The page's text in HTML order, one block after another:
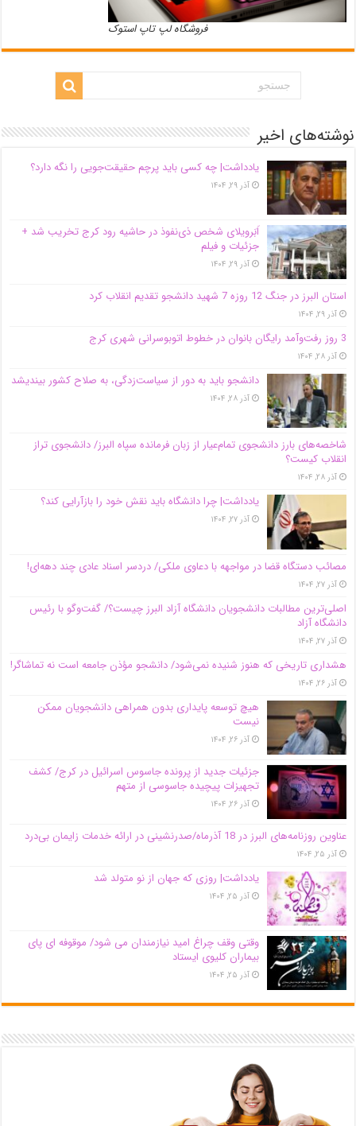
فروشگاه لپ تاپ استوک
نوشته‌های اخیر
یادداشت| ‌چه کسی باید پرچم حقیقت‌جویی را نگه دارد؟
آذر ۲۹, ۱۴۰۴
اَبَر‌ویلای شخص ذی‌نفوذ در حاشیه‌ رود کرج تخریب شد +
جزئیات و فیلم
آذر ۲۹, ۱۴۰۴
استان البرز در جنگ 12 روزه 7 شهید دانشجو تقدیم انقلاب کرد
آذر ۲۹, ۱۴۰۴
3 روز رفت‌وآمد رایگان بانوان در خطوط اتوبوسرانی شهری کرج
آذر ۲۸, ۱۴۰۴
دانشجو باید به دور از سیاست‌زدگی، به صلاح کشور بیندیشد
آذر ۲۸, ۱۴۰۴
شاخصه‌های بارز دانشجوی تمام‌عیار از زبان فرمانده سپاه البرز/ دانشجوی تراز
انقلاب کیست؟
آذر ۲۸, ۱۴۰۴
یادداشت| چرا دانشگاه باید نقش خود را بازآرایی کند؟
آذر ۲۷, ۱۴۰۴
مصائب دستگاه قضا در مواجهه با دعاوی ملکی/ دردسر اسناد عادی چند‌ دهه‌ای!
آذر ۲۷, ۱۴۰۴
اصلی‌ترین مطالبات دانشجویان دانشگاه آزاد البرز چیست؟/ گفت‌وگو با رئیس
دانشگاه آز‌اد
آذر ۲۷, ۱۴۰۴
هشداری تاریخی که هنوز شنیده نمی‌شود/ دانشجو مؤذن جامعه است نه تماشاگر!
آذر ۲۶, ۱۴۰۴
هیچ توسعه پایداری بدون همراهی دانشجویان ممکن
نیست
آذر ۲۶, ۱۴۰۴
جزئیات جدید از پرونده جاسوس اسرائیل در کرج/‌ کشف
تجهیزات پیچیده جاسوسی از متهم
آذر ۲۶, ۱۴۰۴
عناوین روزنامه‌های البرز در ‌18 آذرماه/صدرنشینی در ارائه خدمات زایمان بی‌درد
آذر ۲۵, ۱۴۰۴
یادداشت| روزی که جهان از نو متولد شد
آذر ۲۵, ۱۴۰۴
وقتی وقف چراغ امید نیازمندان می شود/ موقوفه ای پای
بیماران کلیوی ایستاد
آذر ۲۵, ۱۴۰۴